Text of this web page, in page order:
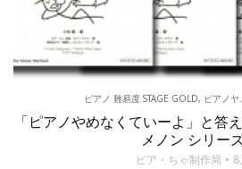
ピアノ 難易度 STAGE GOLD, ピアノヤ
「ピアノやめなくていーよ」と答
メノン シリーズ
ピア・ちゃ制作局